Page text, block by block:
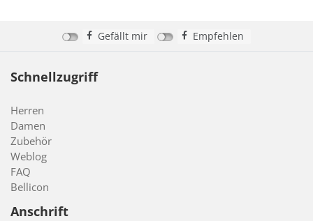
Gefällt mir Empfehlen
Schnellzugriff
Herren
Damen
Zubehör
Weblog
FAQ
Bellicon
Anschrift